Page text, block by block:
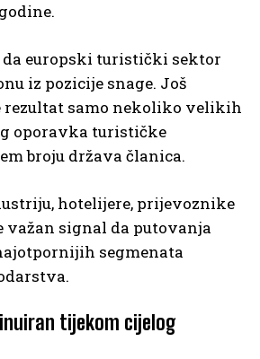
da europski turistički sektor
iz pozicije snage. Još
rezultat samo nekoliko velikih
oporavka turističke
broju država članica.
hotelijere, prijevoznike
važan signal da putovanja
segmenata
tijekom cijelog